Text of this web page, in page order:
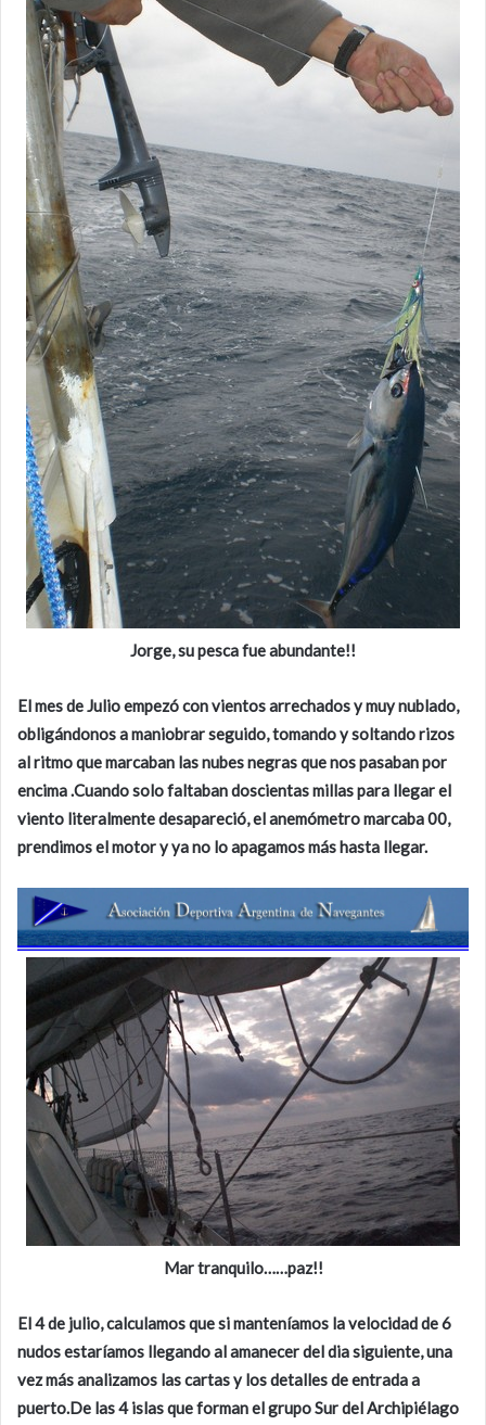
Jorge, su pesca fue abundante!!
El mes de Julio empezó con vientos arrechados y muy nublado,
obligándonos a maniobrar seguido, tomando y soltando rizos
al ritmo que marcaban las nubes negras que nos pasaban por
encima .Cuando solo faltaban doscientas millas para llegar el
viento literalmente desapareció, el anemómetro marcaba 00,
prendimos el motor y ya no lo apagamos más hasta llegar.
Mar tranquilo……paz!!
El 4 de julio, calculamos que si manteníamos la velocidad de 6
nudos estaríamos llegando al amanecer del dia siguiente, una
vez más analizamos las cartas y los detalles de entrada a
puerto.De las 4 islas que forman el grupo Sur del Archipiélago